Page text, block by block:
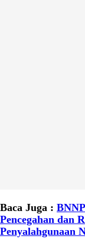
Baca Juga :
Pencegahan dan
Penyalahgunaan